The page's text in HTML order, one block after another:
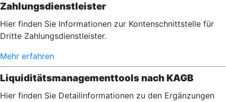
Zahlungsdienstleister
Hier finden Sie Informationen zur Kontenschnittstelle für
Dritte Zahlungsdienstleister.
Mehr erfahren
Liquiditätsmanagementtools nach KAGB
Hier finden Sie Detailinformationen zu den Ergänzungen